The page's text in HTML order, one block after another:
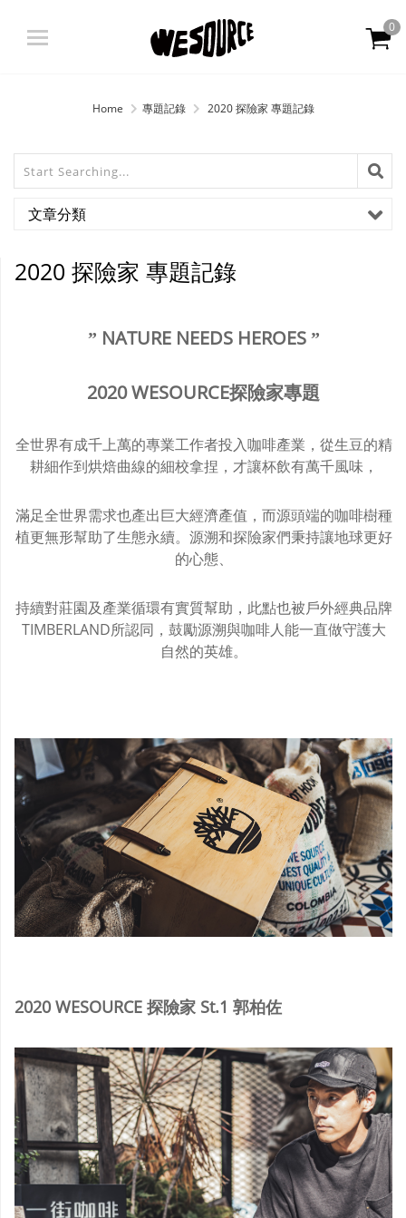
限定商品 限時優惠
最新消息
專題記錄
0
Home 專題記錄 2020 探險家 專題記錄
文章分類
2020 探險家 專題記錄
” NATURE NEEDS HEROES ”
2020 WESOURCE探險家專題
全世界有成千上萬的專業工作者投入咖啡產業，從生豆的精
耕細作到烘焙曲線的細校拿捏，才讓杯飲有萬千風味，
滿足全世界需求也產出巨大經濟產值，而源頭端的咖啡樹種
植更無形幫助了生態永續。源溯和探險家們秉持讓地球更好
的心態、
持續對莊園及產業循環有實質幫助，此點也被戶外經典品牌
TIMBERLAND所認同，鼓勵源溯與咖啡人能一直做守護大
自然的英雄。
2020 WESOURCE 探險家 St.1 郭柏佐